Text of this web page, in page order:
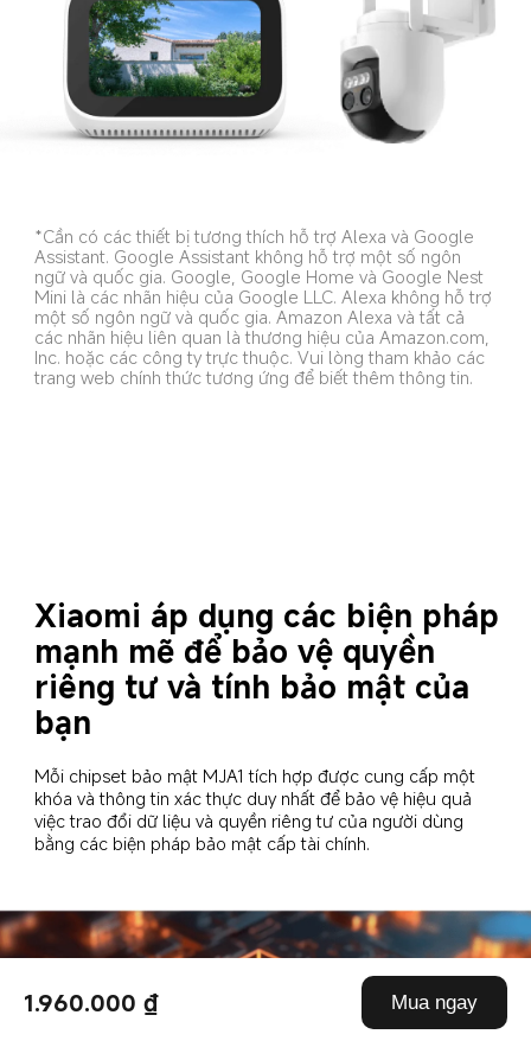
1.960.000 ₫ Mua ngay
*Cần có các thiết bị tương thích hỗ trợ Alexa và Google
Assistant. Google Assistant không hỗ trợ một số ngôn
ngữ và quốc gia. Google, Google Home và Google Nest
Mini là các nhãn hiệu của Google LLC. Alexa không hỗ trợ
một số ngôn ngữ và quốc gia. Amazon Alexa và tất cả
các nhãn hiệu liên quan là thương hiệu của Amazon.com,
Inc. hoặc các công ty trực thuộc. Vui lòng tham khảo các
trang web chính thức tương ứng để biết thêm thông tin.
Xiaomi áp dụng các biện pháp
mạnh mẽ để bảo vệ quyền
riêng tư và tính bảo mật của
bạn
Mỗi chipset bảo mật MJA1 tích hợp được cung cấp một
khóa và thông tin xác thực duy nhất để bảo vệ hiệu quả
việc trao đổi dữ liệu và quyền riêng tư của người dùng
bằng các biện pháp bảo mật cấp tài chính.